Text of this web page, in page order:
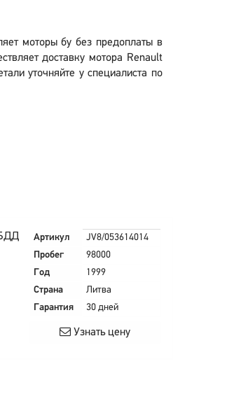
моторы бу без предоплаты в
доставку мотора Renault
уточняйте у специалиста по
Артикул
JV8/053614014
Пробег
98000
Год
1999
Страна
Литва
Гарантия
30 дней
Узнать цену